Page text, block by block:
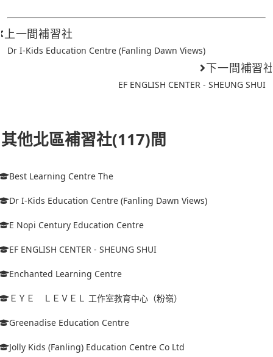
上一間補習社
Dr I-Kids Education Centre (Fanling Dawn Views)
下一間補習
EF ENGLISH CENTER - SHEUNG SHUI
其他北區補習社(117)間
Best Learning Centre The
Dr I-Kids Education Centre (Fanling Dawn Views)
E Nopi Century Education Centre
EF ENGLISH CENTER - SHEUNG SHUI
Enchanted Learning Centre
ＥＹＥ ＬＥＶＥＬ 工作室教育中心（粉嶺）
Greenadise Education Centre
Jolly Kids (Fanling) Education Centre Co Ltd